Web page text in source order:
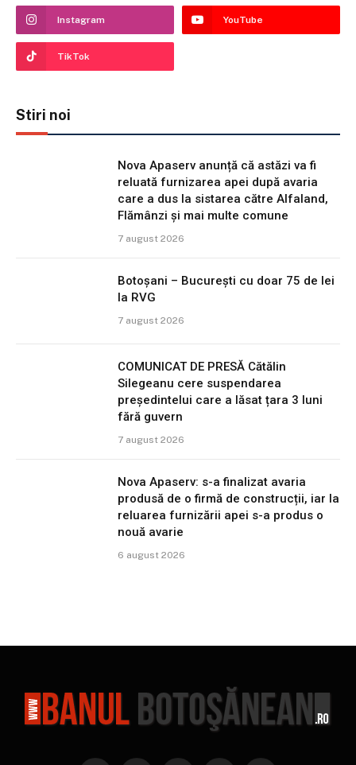
Instagram YouTube
TikTok
Stiri noi
Nova Apaserv anunță că astăzi va fi
reluată furnizarea apei după avaria
care a dus la sistarea către Alfaland,
Flămânzi și mai multe comune
7 august 2026
Botoșani – București cu doar 75 de lei
la RVG
7 august 2026
COMUNICAT DE PRESĂ Cătălin
Silegeanu cere suspendarea
președintelui care a lăsat țara 3 luni
fără guvern
7 august 2026
Nova Apaserv: s-a finalizat avaria
produsă de o firmă de construcții, iar la
reluarea furnizării apei s-a produs o
nouă avarie
6 august 2026